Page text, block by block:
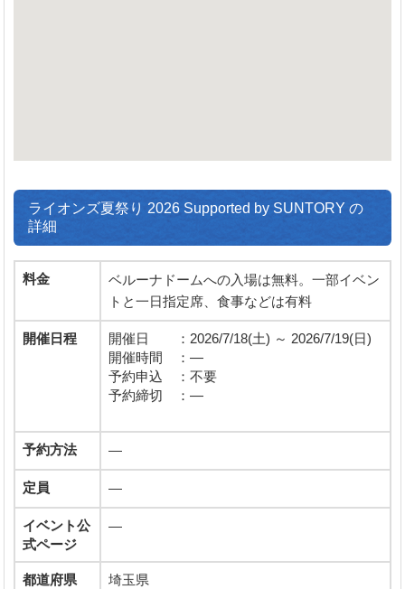
ライオンズ夏祭り 2026 Supported by SUNTORY の
詳細
料金
ベルーナドームへの入場は無料。一部イベン
トと一日指定席、食事などは有料
開催日程
開催日 ：2026/7/18(土) ～ 2026/7/19(日)
開催時間 ：―
予約申込 ：不要
予約締切 ：―
予約方法 ―
定員 ―
イベント公
式ページ
―
都道府県 埼玉県